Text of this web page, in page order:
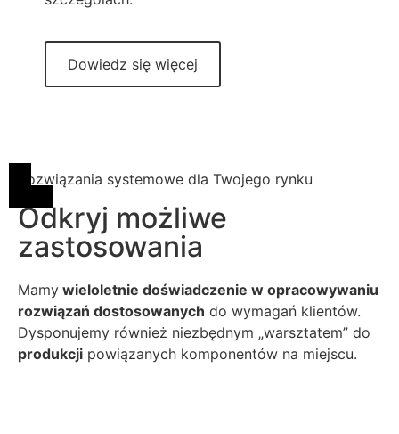
Dowiedz się więcej
Rozwiązania systemowe dla Twojego rynku
Odkryj możliwe
zastosowania
Mamy wieloletnie doświadczenie w opracowywaniu
rozwiązań dostosowanych do wymagań klientów.
Dysponujemy również niezbędnym „warsztatem” do
produkcji powiązanych komponentów na miejscu.